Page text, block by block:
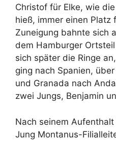
Christof für Elke, wie
hieß, immer einen Platz
Zuneigung bahnte sich
dem Hamburger
sich später die Ringe
ging nach Spanien,
und Granada nach
zwei Jungs, Benjamin
Nach seinem
Jung Montanus-